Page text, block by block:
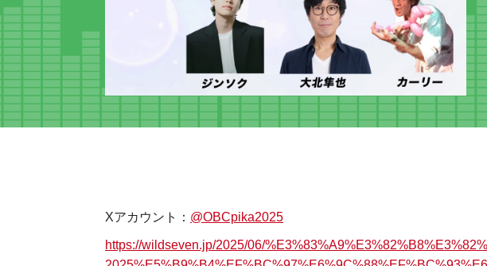
Xアカウント： @OBCpika2025
https://wildseven.jp/2025/06/